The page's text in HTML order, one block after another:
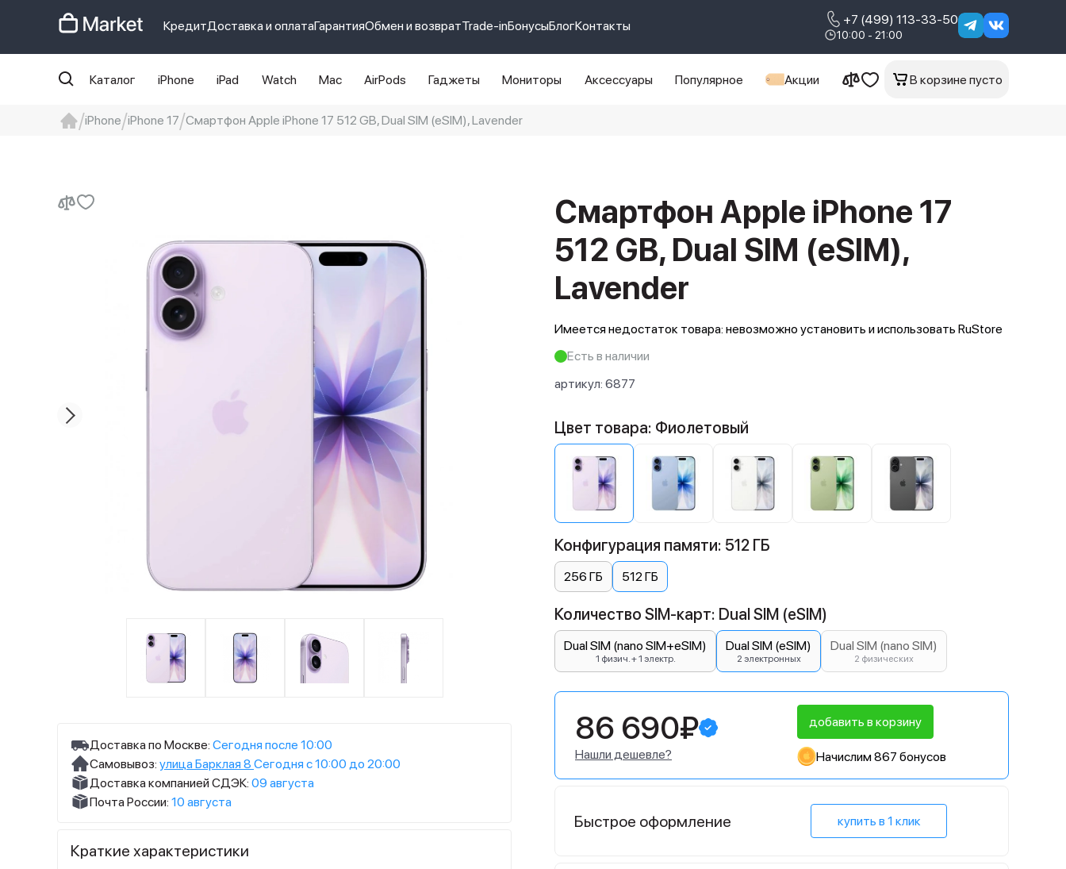
КредитДоставка и оплатаГарантияОбмен и возвратTrade-inБонусыБлогКонтакты +7 (499) 113-33-50
10:00 - 21:00
Каталог iPhone iPad Watch Mac AirPods Гаджеты Мониторы Аксессуары Популярное Акции В корзине пусто
iPhone iPhone 17 Смартфон Apple iPhone 17 512 GB, Dual SIM (eSIM), Lavender
Смартфон Apple iPhone 17
512 GB, Dual SIM (eSIM),
Lavender
Имеется недостаток товара: невозможно установить и использовать RuStore
Есть в наличии
артикул: 6877
Доставка по Москве: Сегодня после 10:00
Самовывоз: улица Барклая 8 Сегодня с 10:00 до 20:00
Доставка компанией СДЭК: 09 августа
Почта России: 10 августа
Краткие характеристики
Цвет товара: Фиолетовый
Конфигурация памяти: 512 ГБ
256 ГБ 512 ГБ
Количество SIM-карт: Dual SIM (eSIM)
Dual SIM (nano SIM+eSIM)
1 физич. + 1 электр.
Dual SIM (eSIM)
2 электронных
Dual SIM (nano SIM)
2 физических
86 690₽
Нашли дешевле?
добавить в корзину
Начислим 867 бонусов
Быстрое оформление купить в 1 клик